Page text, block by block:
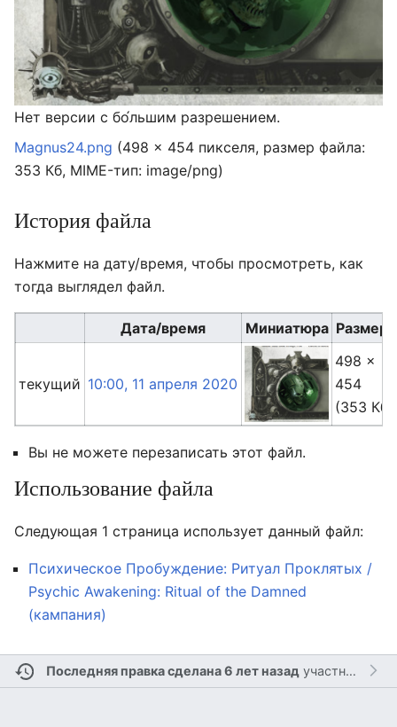
Нет версии с бо́льшим разрешением.
Magnus24.png (498 × 454 пикселя, размер файла:
353 Кб, MIME-тип: image/png)
История файла
Нажмите на дату/время, чтобы просмотреть, как
тогда выглядел файл.
Дата/время Миниатюра
текущий 10:00, 11 апреля 2020
498 ×
454
(353 Кб)
Вы не можете перезаписать этот файл.
Использование файла
Следующая 1 страница использует данный файл:
Психическое Пробуждение: Ритуал Проклятых /
Psychic Awakening: Ritual of the Damned
(кампания)
Последняя правка сделана 6 лет назадучастником